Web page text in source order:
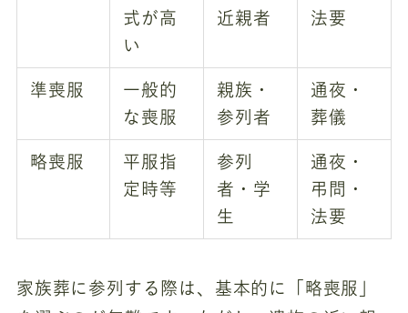
式が高
い
近親者
法要
準喪服
一般的
な喪服
親族・
参列者
通夜・
葬儀
略喪服
平服指
定時等
参列
者・学
生
通夜・
弔問・
法要
家族葬に参列する際は、基本的に「略喪服」